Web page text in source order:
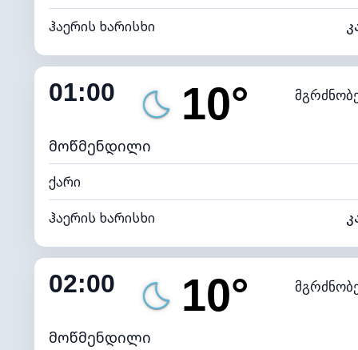
ჰაერის ხარისხი
შიდა ტენიანობა
ნამის წერტილი
განათების ინდექსი
01:00 10°
მოწმენდილი
ქარი
ჰაერის ხარისხი
შიდა ტენიანობა
ნამის წერტილი
განათების ინდექსი
02:00 10°
მოწმენდილი